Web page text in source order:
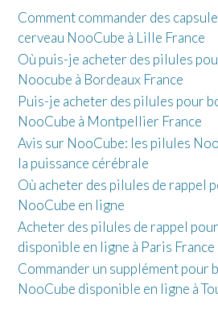
Comment commander des
cerveau NooCube à Lille France
Où puis-je acheter des pilules
Noocube à Bordeaux France
Puis-je acheter des pilules pour
NooCube à Montpellier France
Avis sur NooCube: les pilules
la puissance cérébrale
Où acheter des pilules de rappel
NooCube en ligne
Acheter des pilules de rappel
disponible en ligne à Paris France
Commander un supplément pour
NooCube disponible en ligne à